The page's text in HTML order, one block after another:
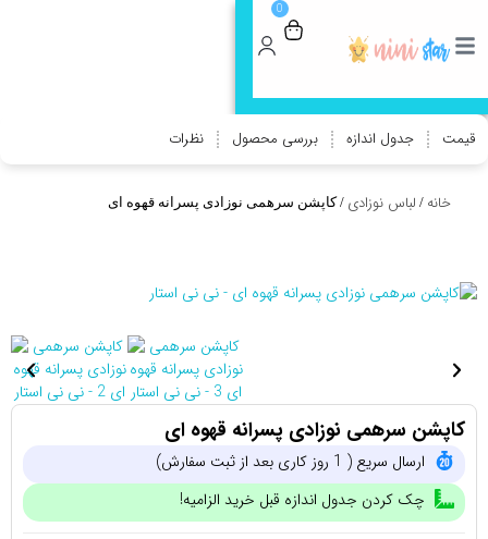
🎁 جایزه خرید بالای 800 هزار تومن:
80
هزار تومن تخفیف
0
قیمت جدول اندازه بررسی محصول نظرات
خانه / لباس نوزادی / کاپشن سرهمی نوزادی پسرانه قهوه ای
کاپشن سرهمی نوزادی پسرانه قهوه ای
ارسال سریع ( 1 روز کاری بعد از ثبت سفارش)
چک کردن جدول اندازه قبل خرید الزامیه!